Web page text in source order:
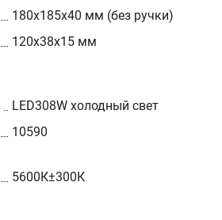
180x185x40 мм (без ручки)
120x38x15 мм
LED308W холодный свет
10590
5600К±300К